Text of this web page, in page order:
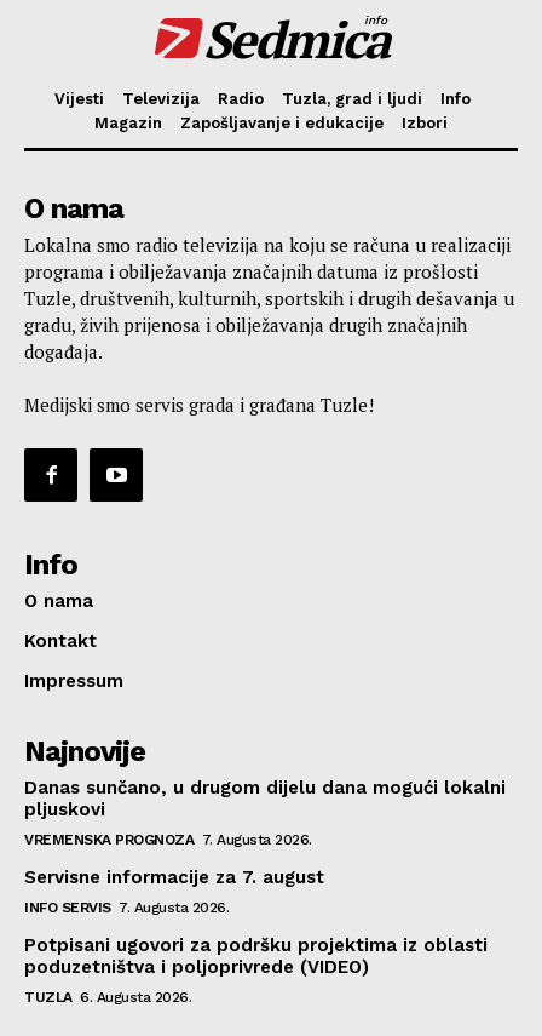
Sedmica
info
Vijesti Televizija Radio Tuzla, grad i ljudi
Info
Magazin
Zapošljavanje i edukacije Izbori
O nama
Lokalna smo radio televizija na koju se računa u realizaciji
programa i obilježavanja značajnih datuma iz prošlosti
Tuzle, društvenih, kulturnih, sportskih i drugih dešavanja u
gradu, živih prijenosa i obilježavanja drugih značajnih
događaja.
Medijski smo servis grada i građana Tuzle!
Info
O nama
Kontakt
Impressum
Najnovije
Danas sunčano, u drugom dijelu dana mogući lokalni
pljuskovi
VREMENSKA PROGNOZA 7. Augusta 2026.
Servisne informacije za 7. august
INFO SERVIS 7. Augusta 2026.
Potpisani ugovori za podršku projektima iz oblasti
poduzetništva i poljoprivrede (VIDEO)
TUZLA 6. Augusta 2026.